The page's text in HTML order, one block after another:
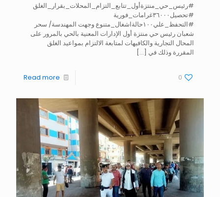
#رئيس_حي_منتزةأول_تتابع_التزام_المحلات_بقرار_الغلق
#تحصيل٣٦٠٠٠غرامات_فورية
#التحفظ_علي١٠٠حالةاشغال_متنوع وجهت المهندسة/ سحر
شعبان رئيس حي منتزة أول الإدارات المعنية بالحي بالمرور على
المحال التجارية والكافيهات لمتابعة الالتزام بمواعيد الغلق
المقررة وذلك في […]
0
Read more